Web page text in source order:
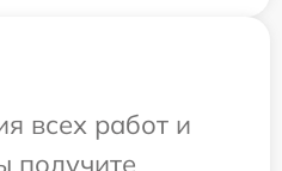
всех работ и
получите